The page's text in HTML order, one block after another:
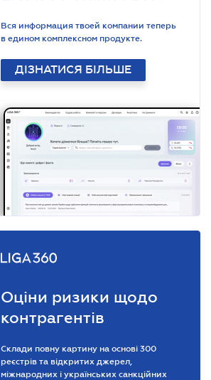
Вся информация твоей компании теперь
в едином комплексном продукте.
ДІЗНАТИСЯ БІЛЬШЕ
Оціни ризики щодо
контрагентів
Склади повну картину на основі 300
реєстрів та відкритих джерел,
міжнародних і українських санкційних